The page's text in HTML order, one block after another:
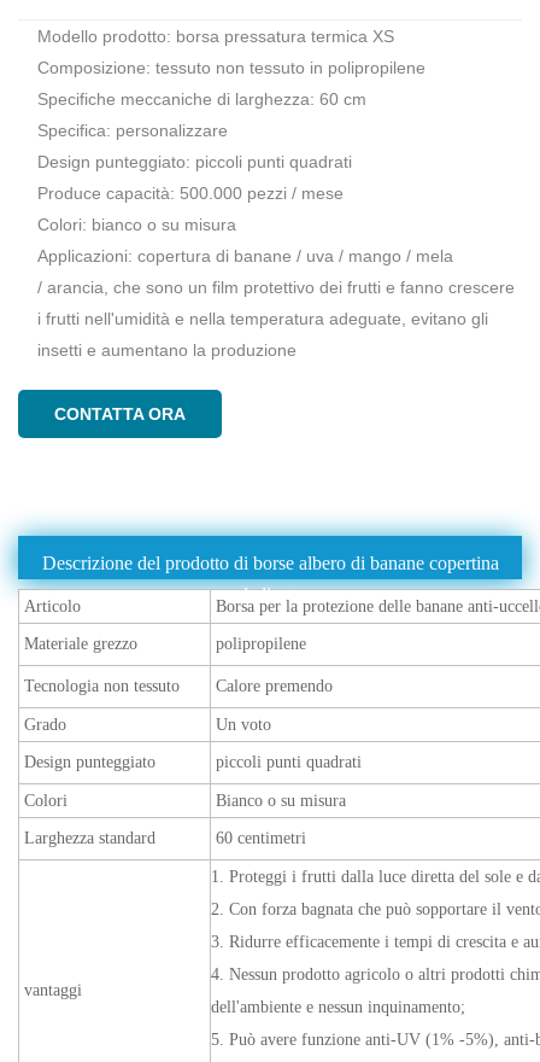
Modello prodotto: borsa pressatura termica XS
Composizione: tessuto non tessuto in polipropilene
Specifiche meccaniche di larghezza: 60 cm
Specifica: personalizzare
Design punteggiato: piccoli punti quadrati
Produce capacità: 500.000 pezzi / mese
Colori: bianco o su misura
Applicazioni: copertura di banane / uva / mango / mela
/ arancia, che sono un film protettivo dei frutti e fanno crescere
i frutti nell'umidità e nella temperatura adeguate, evitano gli
insetti e aumentano la produzione
CONTATTA ORA
Descrizione del prodotto di borse albero di banane copertina
dedicata
Articolo Borsa per la protezione delle banane anti-
Materiale grezzo polipropilene
Tecnologia non tessuto Calore premendo
Grado Un voto
Design punteggiato piccoli punti quadrati
Colori Bianco o su misura
Larghezza standard 60 centimetri
vantaggi
1. Proteggi i frutti dalla luce diretta del sole e
2. Con forza bagnata che può sopportare il
3. Ridurre efficacemente i tempi di crescita e
4. Nessun prodotto agricolo o altri prodotti
dell'ambiente e nessun inquinamento;
5. Può avere funzione anti-UV (1% -5%),